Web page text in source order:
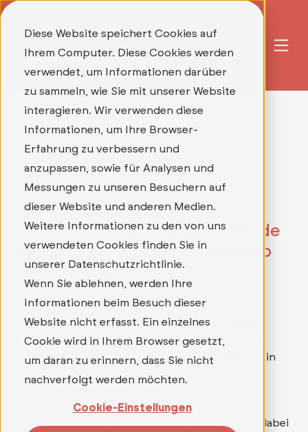
Diese Website speichert Cookies auf
Ihrem Computer. Diese Cookies werden
verwendet, um Informationen darüber
zu sammeln, wie Sie mit unserer Website
interagieren. Wir verwenden diese
Informationen, um Ihre Browser-
Erfahrung zu verbessern und
anzupassen, sowie für Analysen und
Messungen zu unseren Besuchern auf
dieser Website und anderen Medien.
Weitere Informationen zu den von uns
verwendeten Cookies finden Sie in
unserer Datenschutzrichtlinie.
Wenn Sie ablehnen, werden Ihre
Informationen beim Besuch dieser
Website nicht erfasst. Ein einzelnes
Cookie wird in Ihrem Browser gesetzt,
um daran zu erinnern, dass Sie nicht
nachverfolgt werden möchten.
Cookie-Einstellungen
Unsere aktuellen
Stellenausschreibungen: Werde
Teil unseres Teams und bewirb
Dich direkt!
Wer mehr als nur einen Job sucht und in einem
Umfeld arbeiten möchte, in dem wirklich etwas
bewegt werden kann, findet bei TELEDATA IT ein
mitarbeitergeführtes Unternehmen mit
spannenden Aufgaben und hoher
Eigenverantwortung. Ein Team, das
Zusammenarbeit auf Augenhöhe lebt, schafft dabei